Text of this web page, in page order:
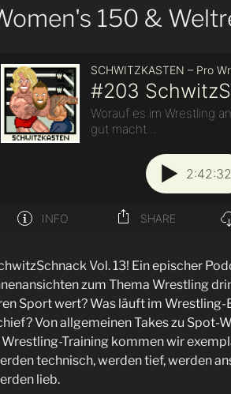
150 &
Vol. 13! Ein epischer
zum Thema Wrestling
Sport wert? Was läuft im
Von allgemeinen Takes zu Spot-
Training kommen wir
technisch, werden tief, werden
lieb.